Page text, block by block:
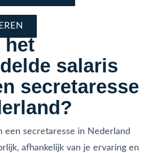
het
salaris
secretaresse
een secretaresse in Nederland
afhankelijk van je ervaring en